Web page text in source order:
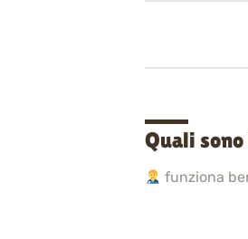
Quali
funziona